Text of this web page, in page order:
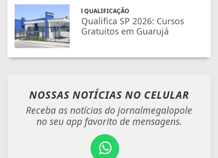
QUALIFICAÇÃO
Qualifica SP 2026: Cursos
Gratuitos em Guarujá
NOSSAS NOTÍCIAS NO CELULAR
Receba as notícias do jornalmegalopole
no seu app favorito de mensagens.